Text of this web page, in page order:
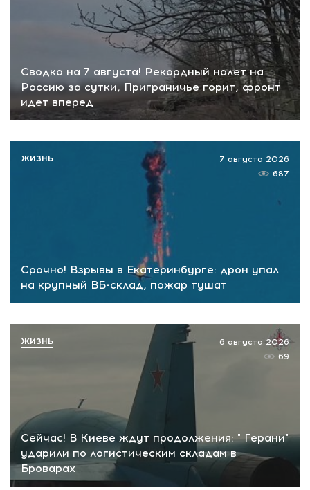
Сводка на 7 августа! Рекордный налет на
Россию за сутки, Приграничье горит, фронт
идет вперед
Срочно! Взрывы в Екатеринбурге: дрон упал
на крупный ВБ-склад, пожар тушат
7 августа 2026
687
ЖИЗНЬ
Сейчас! В Киеве ждут продолжения: " Герани"
ударили по логистическим складам в
Броварах
6 августа 2026
69
ЖИЗНЬ